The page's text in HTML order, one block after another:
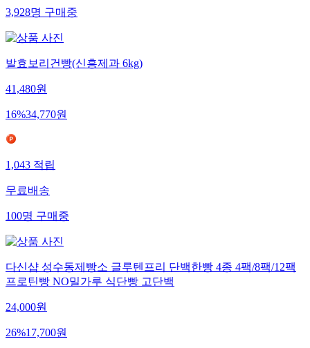
3,928명구매중
발효보리건빵(신흥제과 6kg)
41,480원
16%34,770원
1,043적립
무료배송
100명구매중
다신샵 성수동제빵소 글루텐프리 단백한빵 4종 4팩/8팩/12팩
프로틴빵 NO밀가루 식단빵 고단백
24,000원
26%17,700원